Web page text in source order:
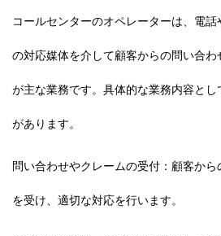
コールセンターのオペレーターは、電
の対応媒体を介して顧客からの問い合わ
が主な業務です。具体的な業務内容と
があります。
問い合わせやクレームの受付：顧客か
を受け、適切な対応を行います。